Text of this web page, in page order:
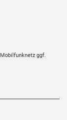
ggf.